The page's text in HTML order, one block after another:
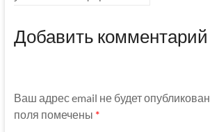
Добавить комментарий
Ваш адрес email не будет опубликован.
поля помечены *